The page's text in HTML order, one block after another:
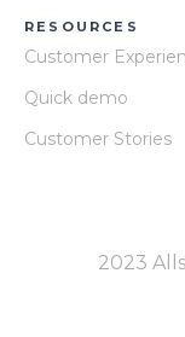
RESOURCES
Customer
Quick demo
Customer Stories
2023